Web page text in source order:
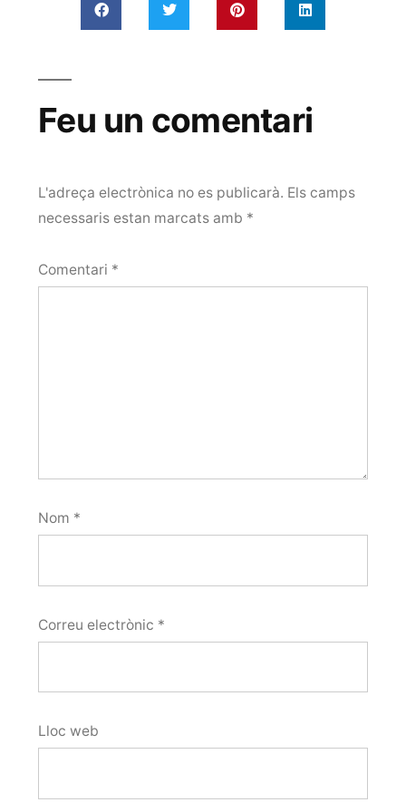
Feu un comentari
L'adreça electrònica no es publicarà. Els camps
necessaris estan marcats amb *
Comentari *
Nom *
Correu electrònic *
Lloc web